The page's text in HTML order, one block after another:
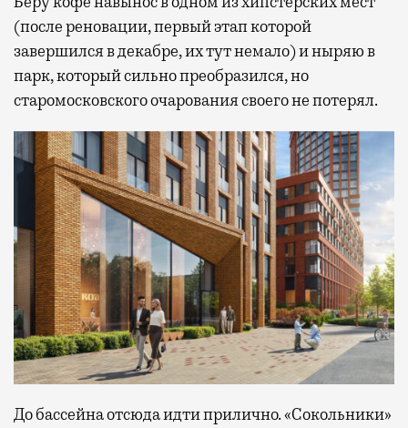
(после реновации, первый этап которой
завершился в декабре, их тут немало) и ныряю в
парк, который сильно преобразился, но
старомосковского очарования своего не потерял.
До бассейна отсюда идти прилично. «Сокольники»